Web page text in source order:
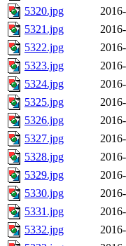
5320.jpg
5321.jpg
5322.jpg
5323.jpg
5324.jpg
5325.jpg
5326.jpg
5327.jpg
5328.jpg
5329.jpg
5330.jpg
5331.jpg
5332.jpg